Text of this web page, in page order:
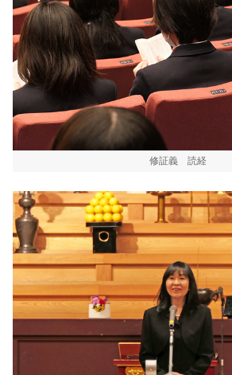
修証義 読経